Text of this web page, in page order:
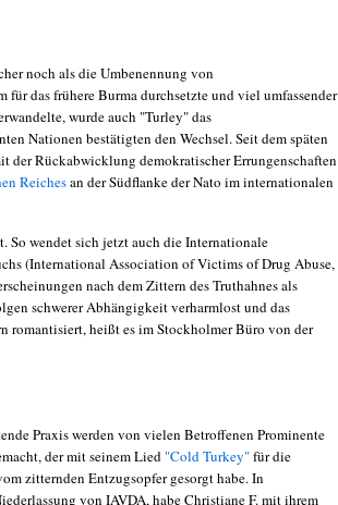
noch als die Umbenennung von
für das frühere Burma durchsetzte und viel umfassender
wurde auch "Turley" das
Nationen bestätigten den Wechsel. Seit dem späten
der Rückabwicklung demokratischer Errungenschaften
Reichesan der Südflanke der Nato im internationalen
So wendet sich jetzt auch die Internationale
(International Association of Victims of Drug Abuse,
nach dem Zittern des Truthahnes als
schwerer Abhängigkeit verharmlost und das
romantisiert, heißt es im Stockholmer Büro von der
Praxis werden von vielen Betroffenen Prominente
der mit seinem Lied "Cold Turkey"für die
zitternden Entzugsopfer gesorgt habe. In
von IAVDA, habeChristiane F. mit ihrem